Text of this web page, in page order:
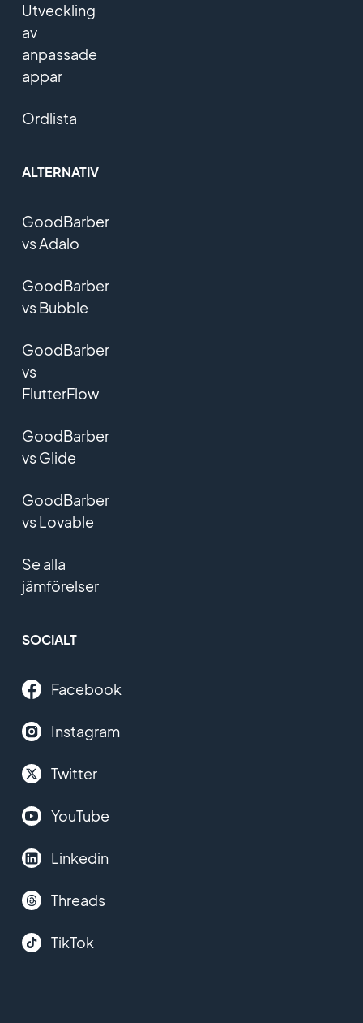
Utveckling
av
anpassade
appar
Ordlista
ALTERNATIV
GoodBarber
vs Adalo
GoodBarber
vs Bubble
GoodBarber
vs
FlutterFlow
GoodBarber
vs Glide
GoodBarber
vs Lovable
Se alla
jämförelser
SOCIALT
Facebook
Instagram
Twitter
YouTube
Linkedin
Threads
TikTok